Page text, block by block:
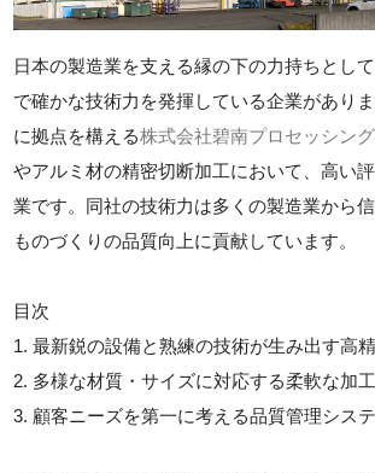
日本の製造業を支える縁の下の力持ちとし
で確かな技術力を発揮している企業があり
に拠点を構える株式会社碧南プロセッシン
やアルミ材の精密切断加工において、高い
業です。同社の技術力は多くの製造業から
ものづくりの品質向上に貢献しています。
目次
1. 最新鋭の設備と熟練の技術が生み出す高
2. 多様な材質・サイズに対応する柔軟な加
3. 顧客ニーズを第一に考える品質管理シス